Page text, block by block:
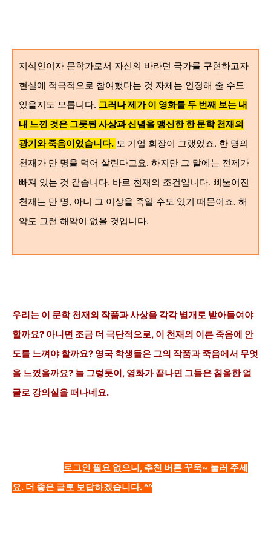
지식인이자 문학가로서 자신의 바라던 국가를 구현하고자
현실에 적극적으로 참여했다는 것 자체는 인정해 줄 수도
있을지도 모릅니다. 그러나 제가 이 영화를 두 번째 보는 내
내 느낀 것은 그릇된 사상과 신념을 맹신한 한 문학 천재의
광기와 죽음이었습니다. 모 기업 회장이 그랬었죠. 한 명의
천재가 만 명을 먹어 살린다고요. 하지만 그 말에는 전제가
빠져 있는 것 같습니다. 바로 천재의 조건입니다. 삐뚤어진
천재는 만 명, 아니 그 이상을 죽일 수도 있기 때문이죠. 해
악도 그런 해악이 없을 것입니다.
우리는 이 문학 천재의 작품과 사상을 각각 별개로 받아들여야
할까요? 아니면 조금 더 극단적으로, 이 천재의 이른 죽음에 안
도를 느껴야 할까요? 영국 학생들은 그의 작품과 죽음에서 무엇
을 느꼈을까요? 늘 그렇듯이, 영화가 끝나면 그들은 침울한 얼
굴로 강의실을 떠나네요.
로그인 필요 없으니, 추천 버튼 꾸욱~ 눌러 주세
요. 더 좋은 글로 보답하겠습니다. ^^